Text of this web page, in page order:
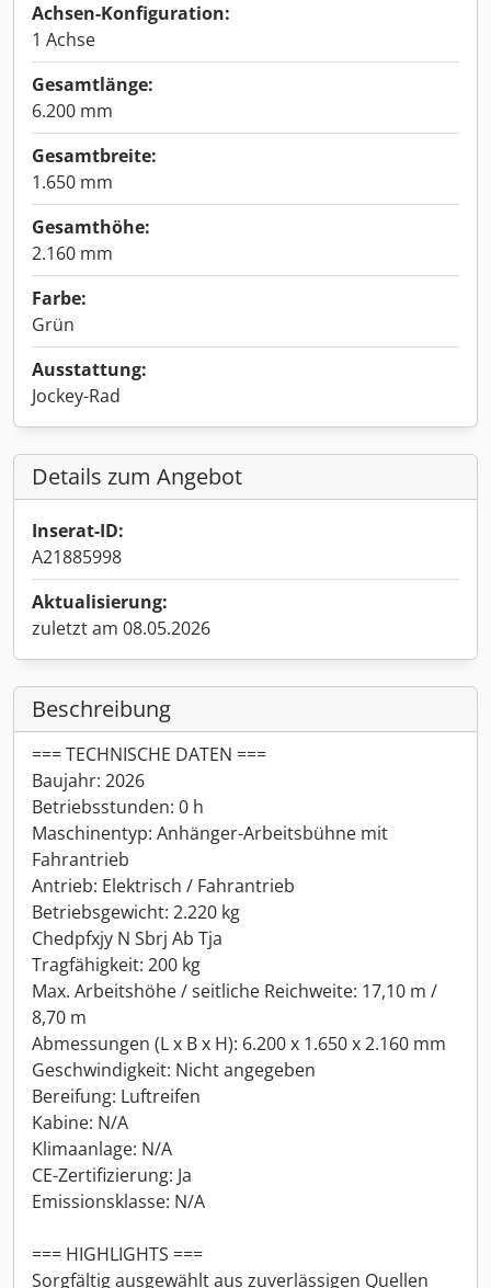
Achsen-Konfiguration:
1 Achse
Gesamtlänge:
6.200 mm
Gesamtbreite:
1.650 mm
Gesamthöhe:
2.160 mm
Farbe:
Grün
Ausstattung:
Jockey-Rad
Details zum Angebot
Inserat-ID:
A21885998
Aktualisierung:
zuletzt am 08.05.2026
Beschreibung
=== TECHNISCHE DATEN ===
Baujahr: 2026
Betriebsstunden: 0 h
Maschinentyp: Anhänger-Arbeitsbühne mit
Fahrantrieb
Antrieb: Elektrisch / Fahrantrieb
Betriebsgewicht: 2.220 kg
Chedpfxjy N Sbrj Ab Tja
Tragfähigkeit: 200 kg
Max. Arbeitshöhe / seitliche Reichweite: 17,10 m /
8,70 m
Abmessungen (L x B x H): 6.200 x 1.650 x 2.160 mm
Geschwindigkeit: Nicht angegeben
Bereifung: Luftreifen
Kabine: N/A
Klimaanlage: N/A
CE-Zertifizierung: Ja
Emissionsklasse: N/A
=== HIGHLIGHTS ===
Sorgfältig ausgewählt aus zuverlässigen Quellen